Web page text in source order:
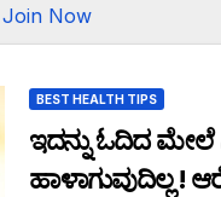
Join Now
BEST HEALTH TIPS
ಇದನ್ನು ಓದಿದ
ಹಾಳಾಗುವುದಿಲ್ಲ !